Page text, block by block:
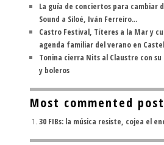
La guía de conciertos para cambiar
Sound a Siloé, Iván Ferreiro...
Castro Festival, Títeres a la Mar y
agenda familiar del verano en
Tonina cierra Nits al Claustre con
y boleros
Most commented
30 FIBs: la música resiste, cojea el